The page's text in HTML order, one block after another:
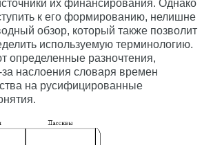
их финансирования. Однако
к его формированию, нелишне
обзор, который также позволит
используемую терминологию.
определенные разночтения,
наслоения словаря времен
на русифицированные